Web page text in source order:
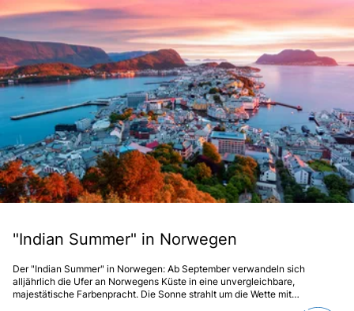
"Indian Summer" in Norwegen
Der "Indian Summer" in Norwegen: Ab September verwandeln sich
alljährlich die Ufer an Norwegens Küste in eine unvergleichbare,
majestätische Farbenpracht. Die Sonne strahlt um die Wette mit
lichterfüllten Birkenwäldern, die in flammendem Rot und Gold leuchten –